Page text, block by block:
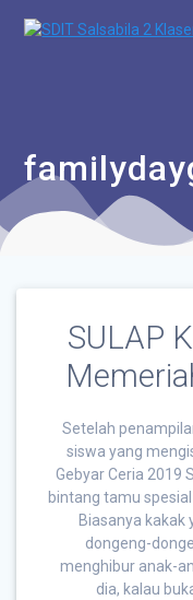
SULAP
Setelah
siswa yang
Gebyar Ceria 2019
bintang tamu
Biasanya kakak
dongeng-
menghibur anak-
dia, kalau